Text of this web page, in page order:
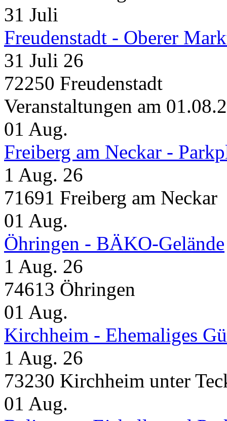
31 Juli
Freudenstadt - Oberer
31 Juli 26
72250 Freudenstadt
Veranstaltungen am
01 Aug.
Freiberg am Neckar -
1 Aug. 26
71691 Freiberg am Neckar
01 Aug.
Öhringen - BÄKO-Gelände
1 Aug. 26
74613 Öhringen
01 Aug.
Kirchheim - Ehemaliges
1 Aug. 26
73230 Kirchheim unter
01 Aug.